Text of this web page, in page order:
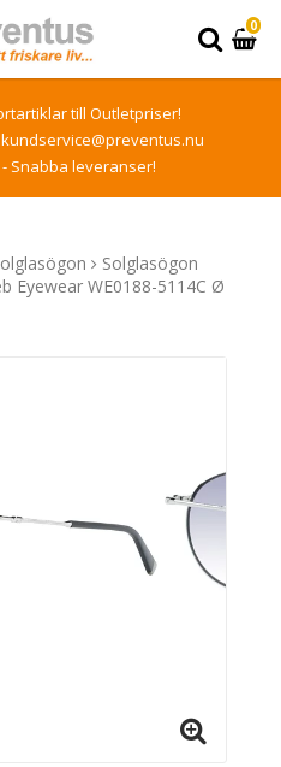
0
till Outletpriser!
Snabba leveranser!
Solglasögon
Eyewear WE0188-5114C Ø